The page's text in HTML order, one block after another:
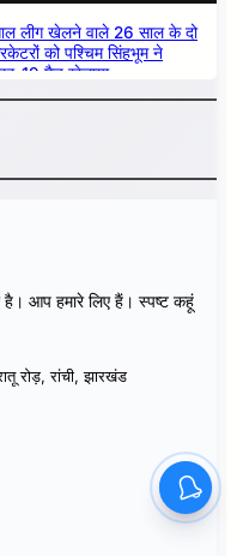
लीग खेलने वाले 26 साल के दो
को पश्चिम सिंहभूम ने
19 मैच खेलाया
है। आप हमारे लिए हैं। स्पष्ट कहूं
रोड़, रांची, झारखंड